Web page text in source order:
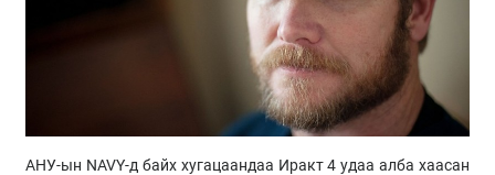
АНУ-ын NAVY-д байх хугацаандаа Иракт 4 удаа алба хаасан